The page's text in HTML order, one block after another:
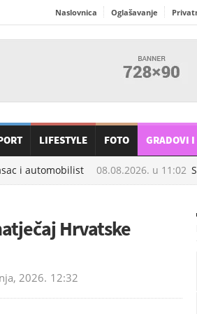
Naslovnica Oglašavanje
LIFESTYLE FOTO GRADOVI
i automobilist 08.08.2026. u11:02
Hrvatske
2026. 12:32